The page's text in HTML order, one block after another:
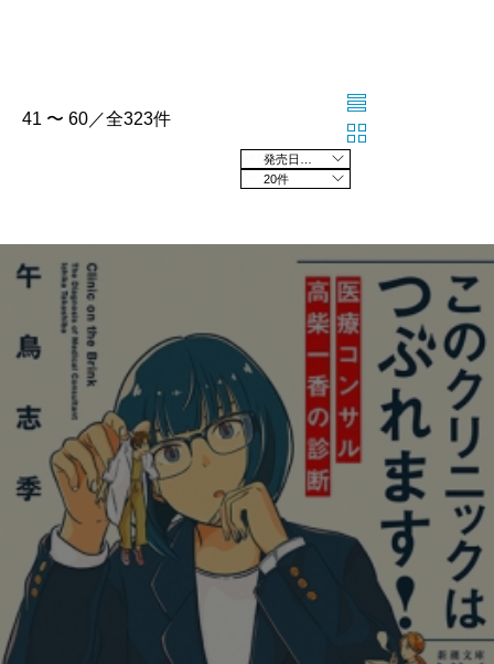
41 〜 60／全323件
20件